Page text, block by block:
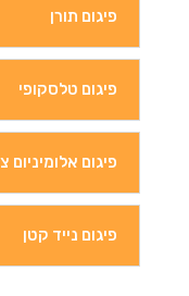
פיגום תורן
פיגום טלסקופי
פיגום אלומיניום
פיגום נייד קטן